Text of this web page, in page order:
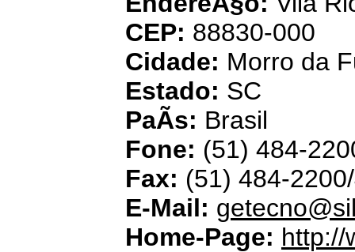
CEP: 88830-000
Cidade: Morro da
Estado: SC
PaÃ­s: Brasil
Fone: (51) 484-
Fax: (51) 484-
E-Mail:
Home-Page: http://